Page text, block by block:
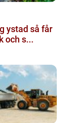
så får
och s...